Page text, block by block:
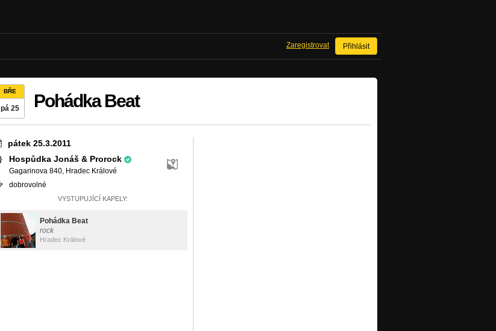
Přihlásit
Zaregistrovat
BŘE
pá 25 Pohádka Beat
pátek 25.3.2011
Hospůdka Jonáš & Prorock
Gagarinova 840, Hradec Králové
dobrovolné
VYSTUPUJÍCÍ KAPELY:
Pohádka Beat
rock
Hradec Králové